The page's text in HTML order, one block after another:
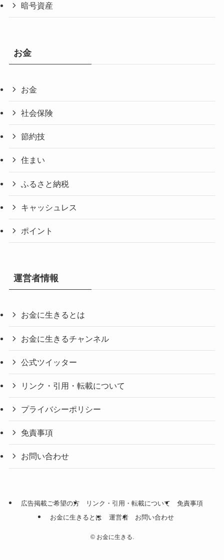
暗号資産
お金
お金
社会保険
節約技
住まい
ふるさと納税
キャッシュレス
ポイント
運営者情報
お金に生きるとは
お金に生きるチャンネル
公式ツイッター
リンク・引用・転載について
プライバシーポリシー
免責事項
お問い合わせ
広告掲載ご希望の方 リンク・引用・転載について
免責事項
お金に生きるとは
運営者 お問い合わせ
©お金に生きる.